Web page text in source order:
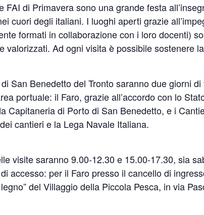
FAI di Primavera sono una grande festa
cuori degli italiani. I luoghi aperti grazie
formati in collaborazione con i loro docenti)
valorizzati. Ad ogni visita è possibile sostenere
San Benedetto del Tronto saranno due giorni
portuale: il Faro, grazie all’accordo con lo
Capitaneria di Porto di San Benedetto, e i
cantieri e la Lega Navale Italiana.
visite saranno 9.00-12.30 e 15.00-17.30, sia
accesso: per il Faro presso il cancello di
del Villaggio della Piccola Pesca, in via